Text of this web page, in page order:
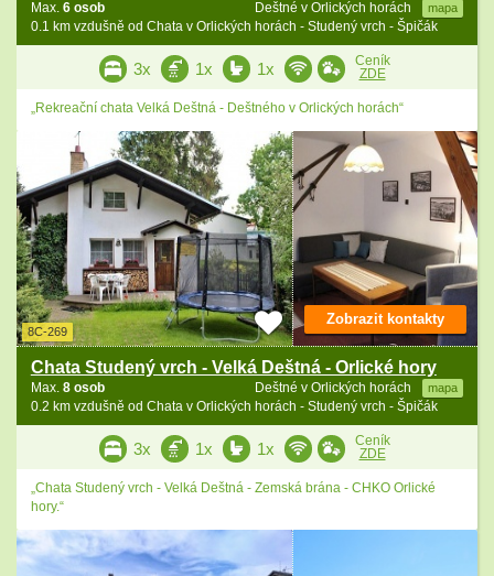
Deštné v Orlických horách mapa
Max. 6 osob
0.1 km vzdušně od Chata v Orlických horách - Studený vrch - Špičák
3x 1x 1x
Ceník
ZDE
„Rekreační chata Velká Deštná - Deštného v Orlických horách“
8C-269
Chata Studený vrch - Velká Deštná - Orlické hory
Deštné v Orlických horách mapa
Max. 8 osob
0.2 km vzdušně od Chata v Orlických horách - Studený vrch - Špičák
Zobrazit kontakty
3x 1x 1x
Ceník
ZDE
„Chata Studený vrch - Velká Deštná - Zemská brána - CHKO Orlické
hory.“